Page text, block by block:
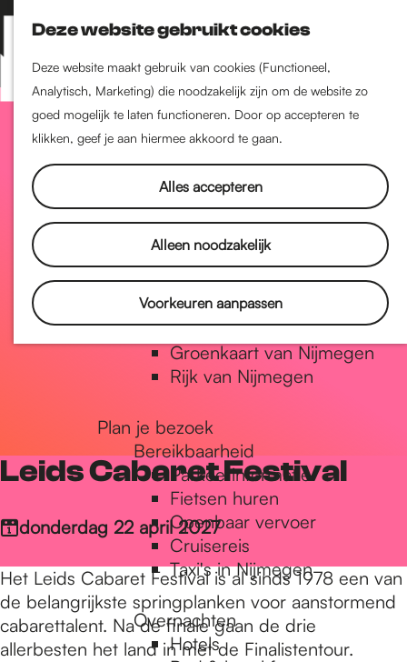
Deze website gebruikt cookies
Deze website maakt gebruik van cookies (Functioneel,
Analytisch, Marketing) die noodzakelijk zijn om de website zo
goed mogelijk te laten functioneren. Door op accepteren te
klikken, geef je aan hiermee akkoord te gaan.
Alles accepteren
Alleen noodzakelijk
Voorkeuren aanpassen
Z
o
e
k
e
K
a
a
r
t
M
e
n
Nijmegen-Nieuw-West
Nijmegen-Oud-West
Dukenburg
Lindenholt
Historie
De oudste stad van
Nederland
Historische tijdlijn
Romeinse Limes
Vrede van Nijmegen Penning
Natuur in Nijmegen
Groenkaart van Nijmegen
Rijk van Nijmegen
Plan je bezoek
Bereikbaarheid
Parkeerinformatie
Fietsen huren
Openbaar vervoer
Cruisereis
Taxi's in Nijmegen
Overnachten
Hotels
Leids Cabaret Festival
donderdag 22 april 2027
Het Leids Cabaret Festival is al sinds 1978 een van
de belangrijkste springplanken voor aanstormend
cabarettalent. Na de finale gaan de drie
allerbesten het land in met de Finalistentour.